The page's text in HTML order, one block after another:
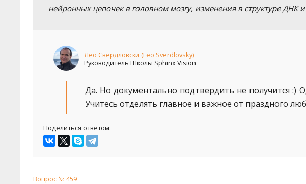
нейронных цепочек в головном мозгу, изменения в структуре ДНК и
Лео Свердловски (Leo Sverdlovsky)
Руководитель Школы Sphinx Vision
Да. Но документально подтвердить не получится :)
Учитесь отделять главное и важное от праздного
Поделиться ответом:
Вопрос № 459